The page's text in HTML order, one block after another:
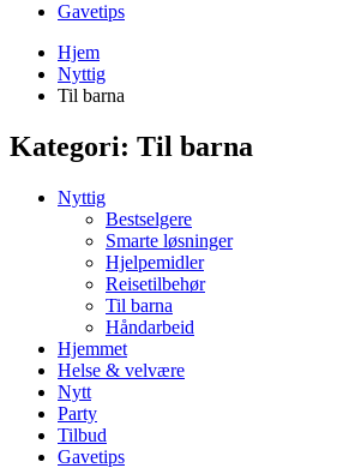
Gavetips
Hjem
Nyttig
Til barna
Kategori: Til barna
Nyttig
Bestselgere
Smarte løsninger
Hjelpemidler
Reisetilbehør
Til barna
Håndarbeid
Hjemmet
Helse & velvære
Nytt
Party
Tilbud
Gavetips